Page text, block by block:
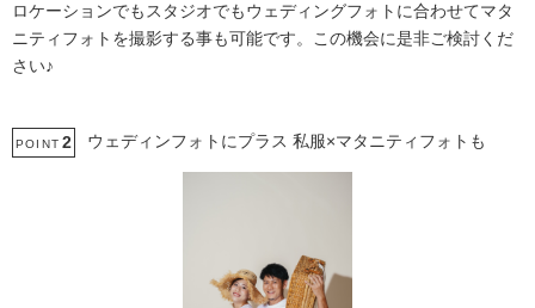
ロケーションでもスタジオでもウェディングフォトに合わせてマタ
ニティフォトを撮影する事も可能です。この機会に是非ご検討くだ
さい♪
POINT 2 ウェディンフォトにプラス 私服×マタニティフォトも